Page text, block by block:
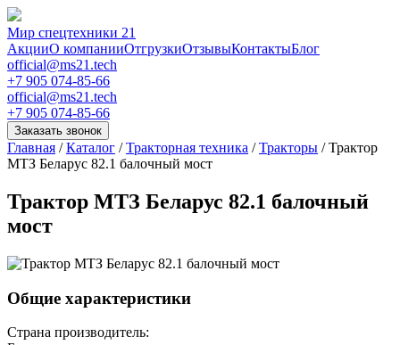
Мир спецтехники 21
АкцииО компанииОтгрузкиОтзывыКонтактыБлог
official@ms21.tech
+7 905 074-85-66
official@ms21.tech
+7 905 074-85-66
Заказать звонок
Главная /Каталог /Тракторная техника /Тракторы /Трактор
МТЗ Беларус 82.1 балочный мост
Трактор МТЗ Беларус 82.1 балочный
мост
Общие характеристики
Страна производитель: